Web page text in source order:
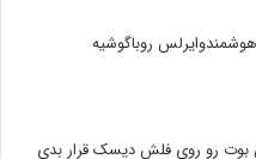
روباگوشیه
بوت رو روی فلش دیسک قرار بدی